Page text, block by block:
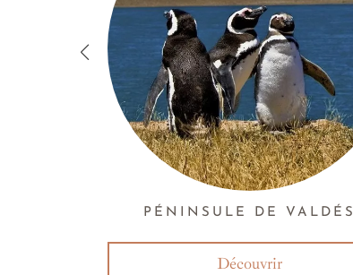
PÉNINSULE DE VALDÉS
Découvrir